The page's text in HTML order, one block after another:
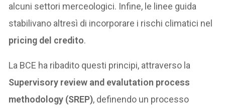
alcuni settori merceologici. Infine, le linee guida
stabilivano altresì di incorporare i rischi climatici nel
pricing del credito.
La BCE ha ribadito questi principi, attraverso la
Supervisory review and evalutation process
methodology (SREP), definendo un processo